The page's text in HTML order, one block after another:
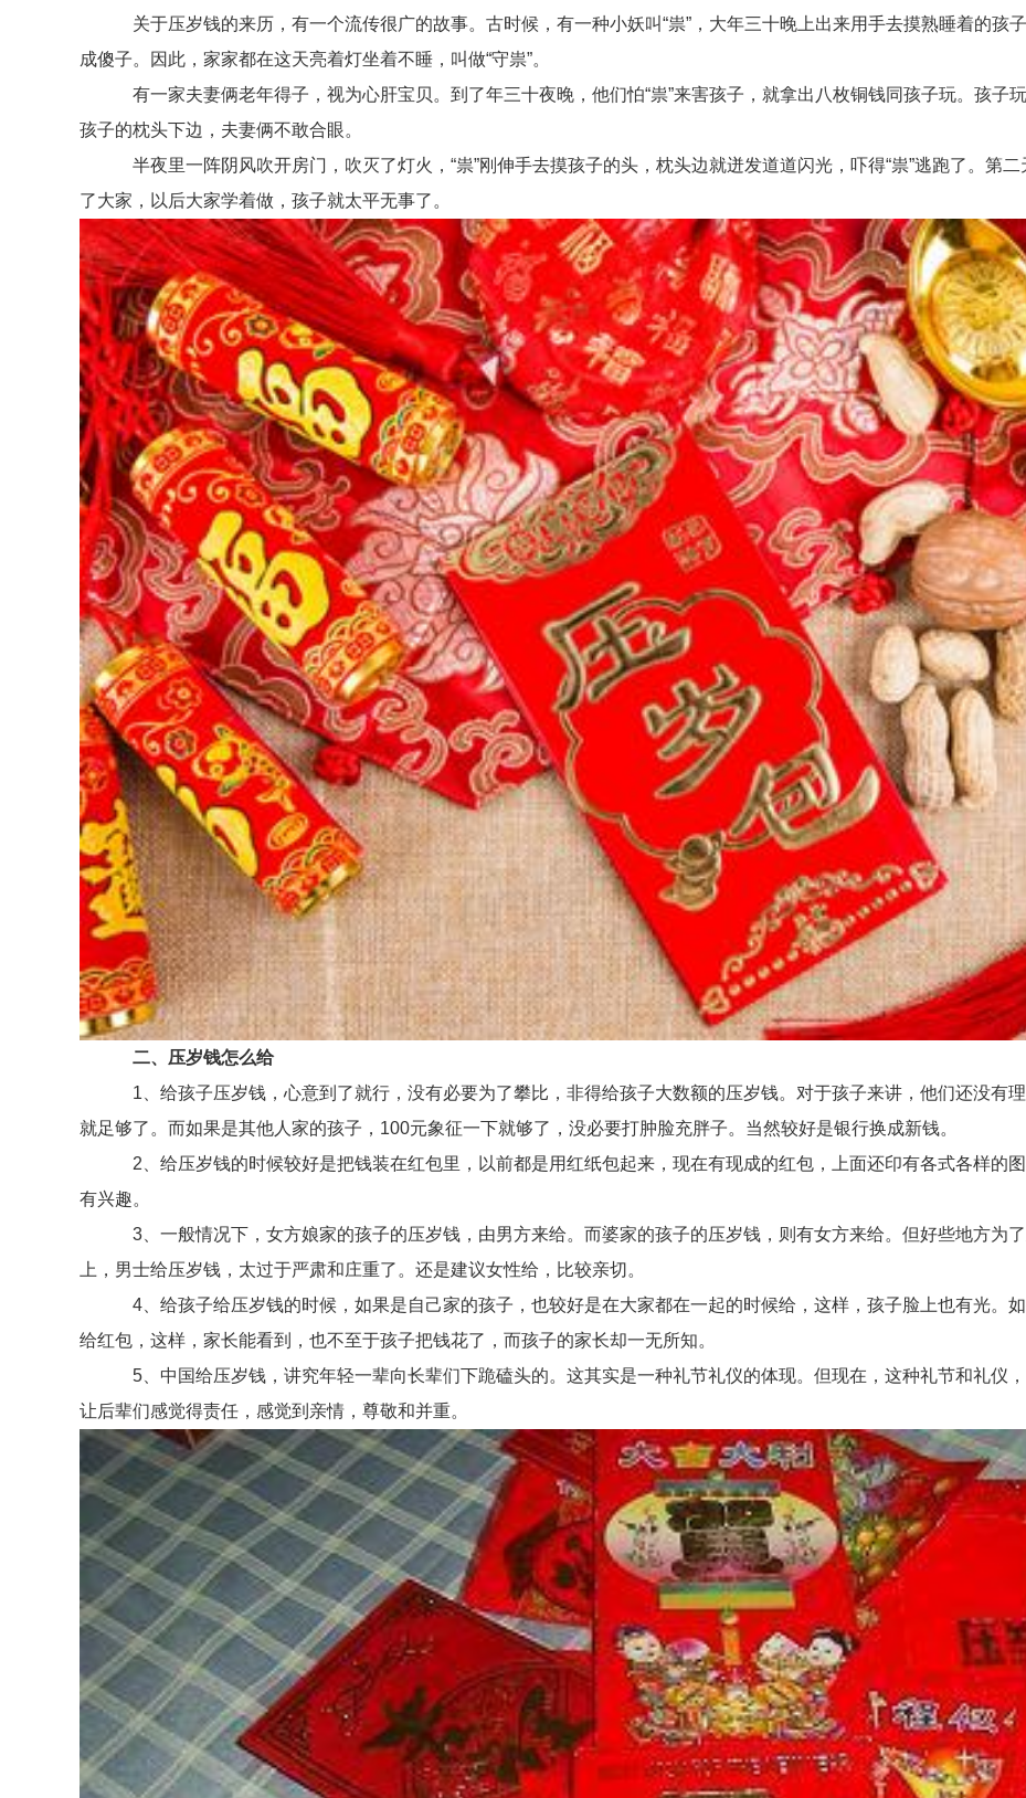
关于压岁钱的来历，有一个流传很广的故事。古时候，有一种小妖叫“祟”，大年三十晚上出来用手去摸熟睡着的孩
成傻子。因此，家家都在这天亮着灯坐着不睡，叫做“守祟”。
有一家夫妻俩老年得子，视为心肝宝贝。到了年三十夜晚，他们怕“祟”来害孩子，就拿出八枚铜钱同孩子玩。孩子
孩子的枕头下边，夫妻俩不敢合眼。
半夜里一阵阴风吹开房门，吹灭了灯火，“祟”刚伸手去摸孩子的头，枕头边就迸发道道闪光，吓得“祟”逃跑了。第二
了大家，以后大家学着做，孩子就太平无事了。
二、压岁钱怎么给
1、给孩子压岁钱，心意到了就行，没有必要为了攀比，非得给孩子大数额的压岁钱。对于孩子来讲，他们还没有理
就足够了。而如果是其他人家的孩子，100元象征一下就够了，没必要打肿脸充胖子。当然较好是银行换成新钱。
2、给压岁钱的时候较好是把钱装在红包里，以前都是用红纸包起来，现在有现成的红包，上面还印有各式各样的
有兴趣。
3、一般情况下，女方娘家的孩子的压岁钱，由男方来给。而婆家的孩子的压岁钱，则有女方来给。但好些地方为
上，男士给压岁钱，太过于严肃和庄重了。还是建议女性给，比较亲切。
4、给孩子给压岁钱的时候，如果是自己家的孩子，也较好是在大家都在一起的时候给，这样，孩子脸上也有光。
给红包，这样，家长能看到，也不至于孩子把钱花了，而孩子的家长却一无所知。
5、中国给压岁钱，讲究年轻一辈向长辈们下跪磕头的。这其实是一种礼节礼仪的体现。但现在，这种礼节和礼仪
让后辈们感觉得责任，感觉到亲情，尊敬和并重。